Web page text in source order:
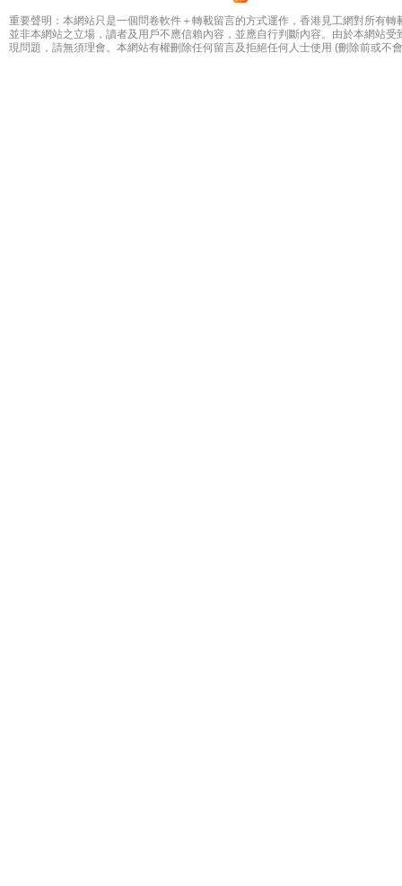
重要聲明：本網站只是一個問卷軟件＋轉載留言的方式運作，香港見工網對所有
並非本網站之立場，讀者及用戶不應信賴內容，並應自行判斷內容。由於本網站
現問題，請無須理會。本網站有權刪除任何留言及拒絕任何人士使用 (刪除前或